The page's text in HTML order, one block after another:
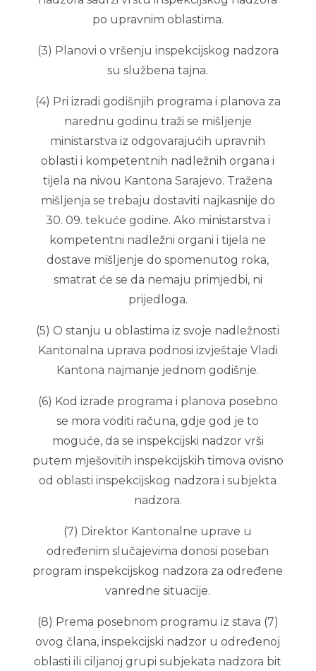
po upravnim oblastima.
(3) Planovi o vršenju inspekcijskog nadzora
su službena tajna.
(4) Pri izradi godišnjih programa i planova za
narednu godinu traži se mišljenje
ministarstva iz odgovarajućih upravnih
oblasti i kompetentnih nadležnih organa i
tijela na nivou Kantona Sarajevo. Tražena
mišljenja se trebaju dostaviti najkasnije do
30. 09. tekuće godine. Ako ministarstva i
kompetentni nadležni organi i tijela ne
dostave mišljenje do spomenutog roka,
smatrat će se da nemaju primjedbi, ni
prijedloga.
(5) O stanju u oblastima iz svoje nadležnosti
Kantonalna uprava podnosi izvještaje Vladi
Kantona najmanje jednom godišnje.
(6) Kod izrade programa i planova posebno
se mora voditi računa, gdje god je to
moguće, da se inspekcijski nadzor vrši
putem mješovitih inspekcijskih timova ovisno
od oblasti inspekcijskog nadzora i subjekta
nadzora.
(7) Direktor Kantonalne uprave u
određenim slučajevima donosi poseban
program inspekcijskog nadzora za određene
vanredne situacije.
(8) Prema posebnom programu iz stava (7)
ovog člana, inspekcijski nadzor u određenoj
oblasti ili ciljanoj grupi subjekata nadzora bit